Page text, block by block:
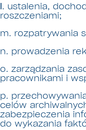
l. ustalenia,
roszczeniami;
m. rozpatrywania
n. prowadzenia
o. zarządzania
pracownikami i
p.
celów
zabezpieczenia
do wykazania